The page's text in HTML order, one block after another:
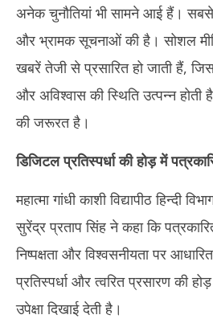
अनेक चुनौतियां भी सामने आई हैं।
और भ्रामक सूचनाओं की है। सोशल
खबरें तेजी से प्रसारित हो जाती हैं,
और अविश्वास की स्थिति उत्पन्न
की जरूरत है।
डिजिटल प्रतिस्पर्धा की होड़ में
महात्मा गांधी काशी विद्यापीठ हिन्दी
सुरेंद्र प्रताप सिंह ने कहा कि
निष्पक्षता और विश्वसनीयता पर
प्रतिस्पर्धा और त्वरित प्रसारण की
उपेक्षा दिखाई देती है।